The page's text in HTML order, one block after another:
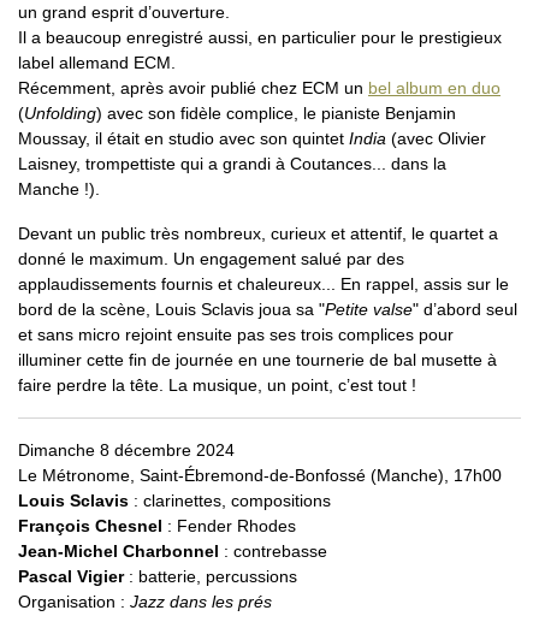
un grand esprit d’ouverture.
Il a beaucoup enregistré aussi, en particulier pour le prestigieux
label allemand ECM.
Récemment, après avoir publié chez ECM un bel album en duo
(Unfolding) avec son fidèle complice, le pianiste Benjamin
Moussay, il était en studio avec son quintet India (avec Olivier
Laisney, trompettiste qui a grandi à Coutances... dans la
Manche !).
Devant un public très nombreux, curieux et attentif, le quartet a
donné le maximum. Un engagement salué par des
applaudissements fournis et chaleureux... En rappel, assis sur le
bord de la scène, Louis Sclavis joua sa "Petite valse" d’abord seul
et sans micro rejoint ensuite pas ses trois complices pour
illuminer cette fin de journée en une tournerie de bal musette à
faire perdre la tête. La musique, un point, c’est tout !
Dimanche 8 décembre 2024
Le Métronome, Saint-Ébremond-de-Bonfossé (Manche), 17h00
Louis Sclavis : clarinettes, compositions
François Chesnel : Fender Rhodes
Jean-Michel Charbonnel : contrebasse
Pascal Vigier: batterie, percussions
Organisation : Jazz dans les prés